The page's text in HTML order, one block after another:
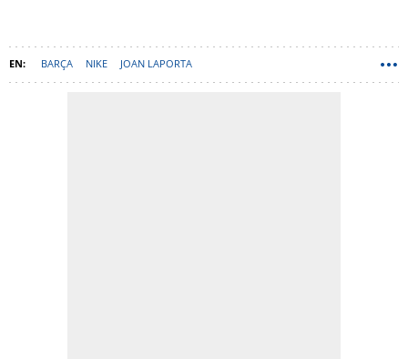
BARÇA NIKE JOAN LAPORTA